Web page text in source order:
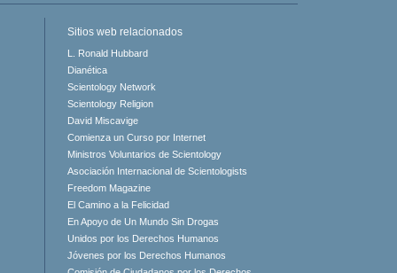
Sitios web relacionados
L. Ronald Hubbard
Dianética
Scientology Network
Scientology Religion
David Miscavige
Comienza un Curso por Internet
Ministros Voluntarios de Scientology
Asociación Internacional de Scientologists
Freedom Magazine
El Camino a la Felicidad
En Apoyo de Un Mundo Sin Drogas
Unidos por los Derechos Humanos
Jóvenes por los Derechos Humanos